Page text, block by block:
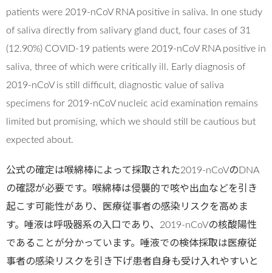
patients were 2019-nCoV RNA positive in saliva. In one study
of saliva directly from salivary gland duct, four cases of 31
(12.90%) COVID-19 patients were 2019-nCoV RNA positive in
saliva, three of which were critically ill. Early diagnosis of
2019-nCoV is still difficult, diagnostic value of saliva
specimens for 2019-nCoV nucleic acid examination remains
limited but promising, which we should still be cautious but
expected about.
公式の確定は喉綿棒によって採取された2019-nCoVのDNA
の確認が必要です。喉綿棒は侵襲的で咳や出血などを引き
起こす可能性があり、医療従事者の感染リスクを高めま
す。唾液は呼吸器系の入口であり、2019-nCoVの核酸陽性
であることが分かっています。唾液での検体採取は医療従
事者の感染リスクを引き下げ患者自身も受け入れやすいと